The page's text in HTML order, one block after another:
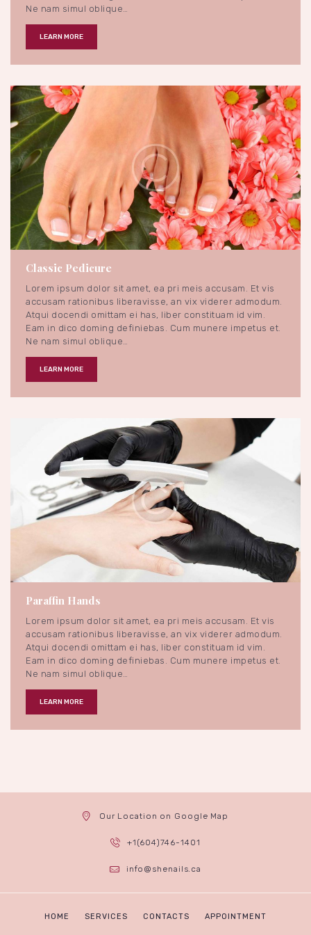
Ne nam simul oblique…
LEARN MORE
About Nails Trend
August 28, 2017
Views 3 Likes 0
Classic Pedicure
Lorem ipsum dolor sit amet, ea pri meis accusam. Et vis
accusam rationibus liberavisse, an vix viderer admodum.
Atqui docendi omittam ei has, liber constituam id vim.
Eam in dico doming definiebas. Cum munere impetus et.
Ne nam simul oblique…
LEARN MORE
Trend
August 28, 2017
5 Likes
Paraffin Hands
Lorem ipsum dolor sit amet, ea pri meis accusam. Et vis
accusam rationibus liberavisse, an vix viderer admodum.
Atqui docendi omittam ei has, liber constituam id vim.
Eam in dico doming definiebas. Cum munere impetus et.
Ne nam simul oblique…
LEARN MORE
Our Location on Google Map
+1(604)746-1401
info@shenails.ca
HOME SERVICES CONTACTS APPOINTMENT